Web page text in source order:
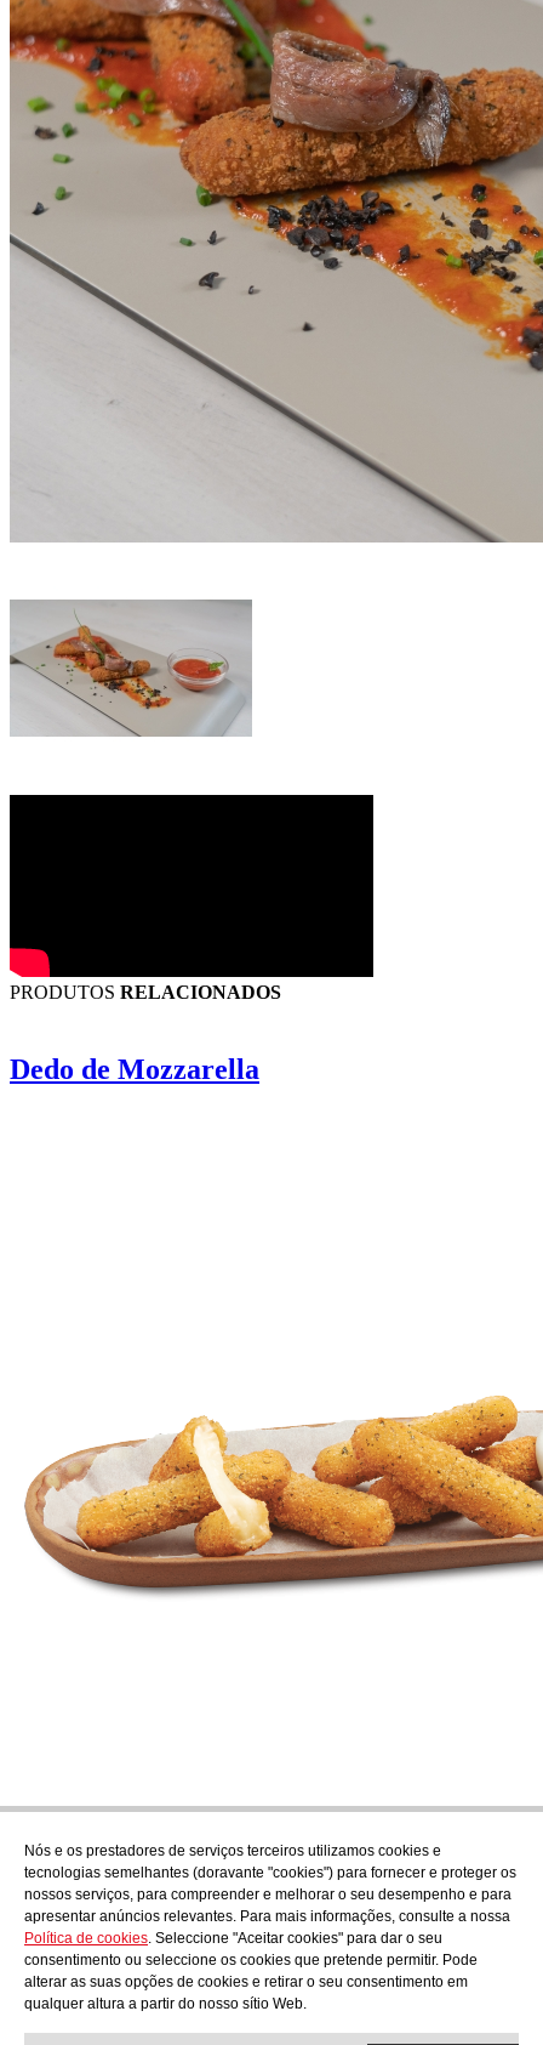
Nós e os prestadores de serviços terceiros utilizamos cookies e
tecnologias semelhantes (doravante "cookies") para fornecer e proteger os
nossos serviços, para compreender e melhorar o seu desempenho e para
apresentar anúncios relevantes. Para mais informações, consulte a nossa
Política de cookies. Seleccione "Aceitar cookies" para dar o seu
consentimento ou seleccione os cookies que pretende permitir. Pode
alterar as suas opções de cookies e retirar o seu consentimento em
qualquer altura a partir do nosso sítio Web.
PRODUTOS RELACIONADOS
Dedo de Mozzarella
Subscrever
Descubra o que está a cozinhar em AudensFood.
Li e aceito a Política de privacidade
NósAudens news Productos Blogue gastronómico Contacto
Trabalhar connosco